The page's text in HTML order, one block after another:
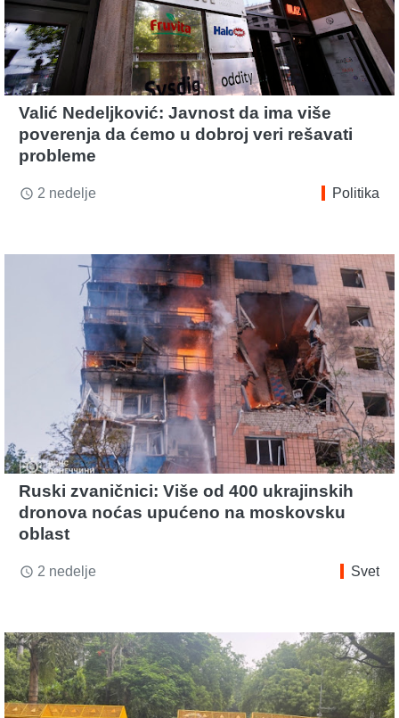
Valić Nedeljković: Javnost da ima više
poverenja da ćemo u dobroj veri rešavati
probleme
access_time 2 nedelje Politika
Ruski zvaničnici: Više od 400 ukrajinskih
dronova noćas upućeno na moskovsku
oblast
access_time 2 nedelje Svet